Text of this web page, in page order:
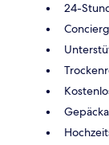
24-